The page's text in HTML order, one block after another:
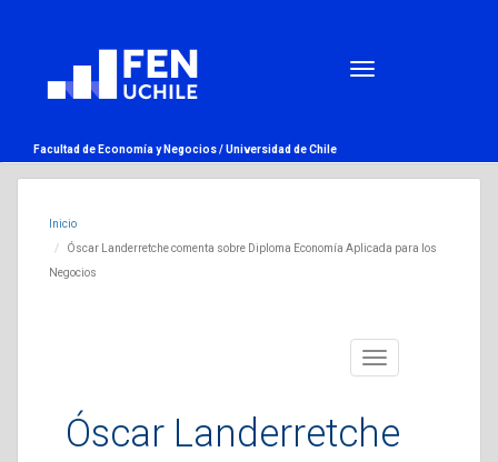
Facultad de Economía y Negocios /Universidad de Chile
Inicio
Óscar Landerretche comenta sobre Diploma Economía Aplicada para los
Negocios
Toggle
Óscar Landerretche